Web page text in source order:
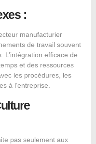
:
manufacturier
de travail souvent
L’intégration efficace de
et des ressources
les procédures, les
à l’entreprise.
pas seulement aux